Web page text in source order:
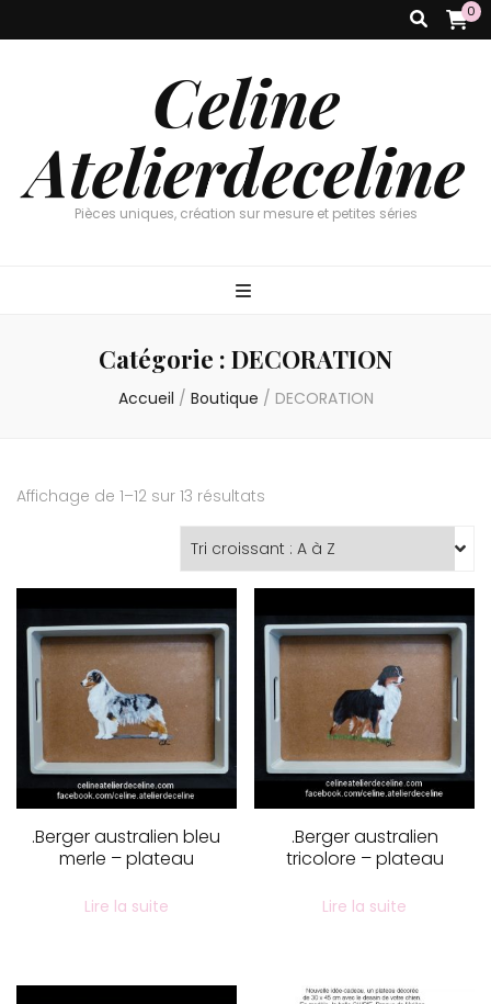
0
Celine
Atelierdeceline
Pièces uniques, création sur mesure et petites séries
Catégorie : DECORATION
Accueil / Boutique / DECORATION
Affichage de 1–12 sur 13 résultats
.Berger australien bleu
merle – plateau
Lire la suite
.Berger australien
tricolore – plateau
Lire la suite